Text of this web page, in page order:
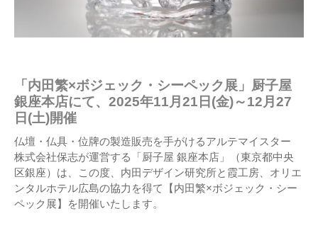
「内田繁×ボジェック・シーペック展」厨子屋
銀座本店にて、2025年11月21日(金)～12月27
日(土)開催
仏壇・仏具・位牌の製造販売を手がけるアルテマイスター
株式会社保志が運営する「厨子屋 銀座本店」（東京都中央
区銀座）は、この度、内田デザイン研究所と霞工房、オリエ
ンタルホテル広島の協力を得て【内田繁×ボジェック・シー
ペック展】を開催いたします。